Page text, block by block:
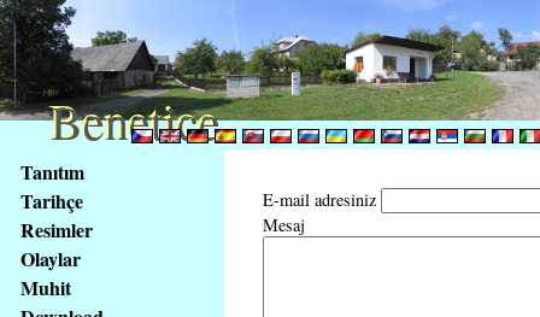
obsah
stránky
Klávesové
zkratky
tomto
Tanıtım
Tarihçe
Resimler
Olaylar
Muhit
E-mail adresiniz
Mesaj
Benetice
Benetice